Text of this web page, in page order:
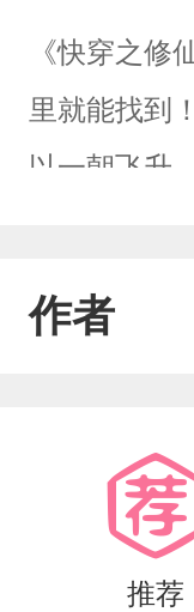
《快穿之
里就能找到
以一朝飞升
友情提醒，
作者
推荐